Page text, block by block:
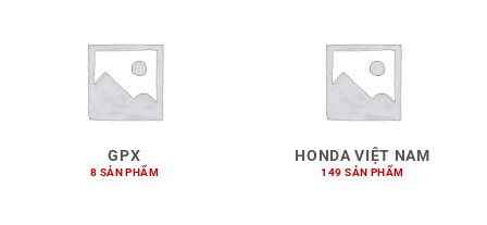
GPX
8 SẢN PHẨM
HONDA VIỆT NAM
149 SẢN PHẨM